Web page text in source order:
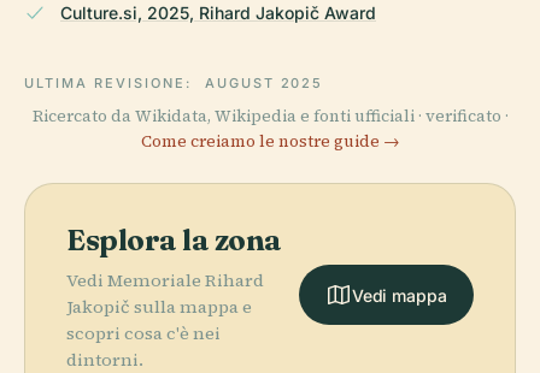
Culture.si, 2025, Rihard Jakopič Award
ULTIMA REVISIONE: AUGUST 2025
Ricercato da Wikidata, Wikipedia e fonti ufficiali · verificato ·
Come creiamo le nostre guide →
Esplora la zona
Vedi Memoriale Rihard
Jakopič sulla mappa e
scopri cosa c'è nei
dintorni.
Vedi mappa